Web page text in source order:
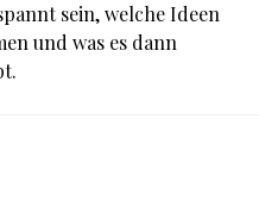
sein, welche Ideen
und was es dann